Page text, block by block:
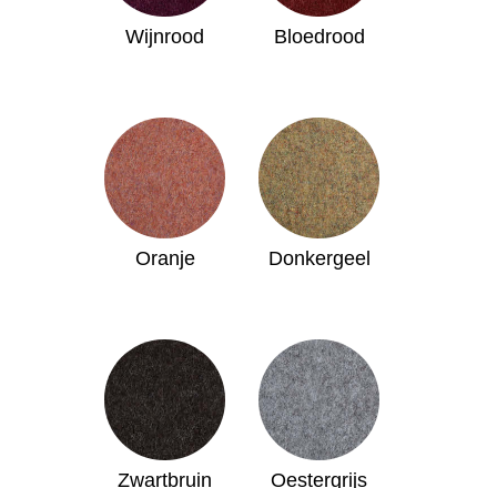
Wijnrood Bloedrood
Oranje Donkergeel
Zwartbruin Oestergrijs